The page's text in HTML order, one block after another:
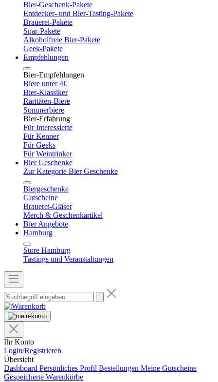
Bier-Geschenk-Pakete
Entdecker- und Bier-Tasting-Pakete
Brauerei-Pakete
Spar-Pakete
Alkoholfreie Bier-Pakete
Geek-Pakete
Empfehlungen
Bier-Empfehlungen
Biere unter 4€
Bier-Klassiker
Raritäten-Biere
Sommerbiere
Bier-Erfahrung
Für Interessierte
Für Kenner
Für Geeks
Für Weintrinker
Bier Geschenke
Zur Kategorie Bier Geschenke
Biergeschenke
Gutscheine
Brauerei-Gläser
Merch & Geschenkartikel
Bier Angebote
Hamburg
Store Hamburg
Tastings und Veranstaltungen
Ihr Konto
Login/Registrieren
Übersicht
Dashboard Persönliches Profil Bestellungen Meine Gutscheine
Gespeicherte Warenkörbe